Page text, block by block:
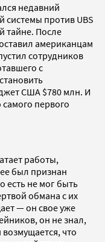
недавний
против UBS
тайне. После
американцам
сотрудников
с
США $780 млн. И
первого
работы,
был признан
есть не мог быть
обмана с их
— он свое уже
он не знал,
возмущается, что